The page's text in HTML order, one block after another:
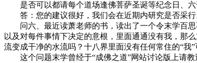
是否可以都请每个道场逢佛菩萨圣诞等纪念日、六
答：您的建议很好，我们会在近期内研究是否采行
问六、最近读萧老师的书，读出了一个令末学百思
以及对每件事情下决定的意根，里面通通没有我，那
流变成干净的水流吗？十八界里面没有任何常住的“我
这个问题末学曾经于“成佛之道”网站讨论版上请教